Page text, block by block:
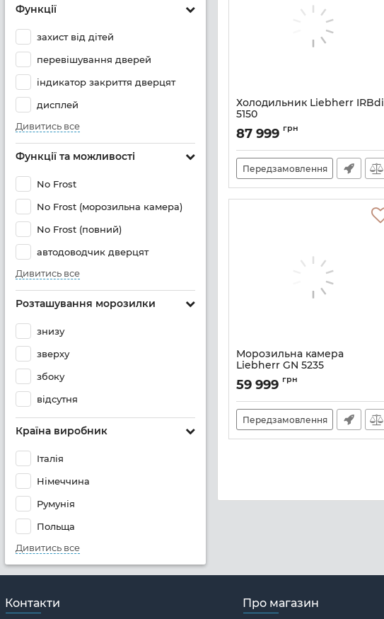
Функції
захист від дітей
перевішування дверей
індикатор закриття дверцят
дисплей
Дивитись все
Функції та можливості
No Frost
No Frost (морозильна камера)
No Frost (повний)
автодоводчик дверцят
Дивитись все
Розташування морозилки
знизу
зверху
збоку
відсутня
Країна виробник
Італія
Німеччина
Румунія
Польща
Дивитись все
Холодильник Liebherr IRBdi
5150
Артикул:IRBDI5150
87 999 грн
Передзамовлення
Морозильна камера
Liebherr GN 5235
Артикул:GN5235
59 999 грн
Передзамовлення
Контакти Про магазин